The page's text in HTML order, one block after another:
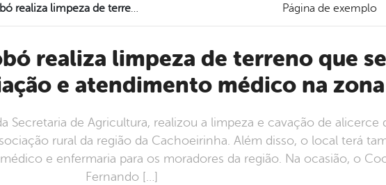
Governo de Cabrobó realiza limpeza de terreno que servirá de ponto de associação e atendimento médico na zona rural Página de exemplo
e atendimento médico na
Secretaria de Agricultura, realizou a limpeza e cavação de alicerce
rural da região da Cachoeirinha. Além disso, o local terá
e enfermaria para os moradores da região. Na ocasião, o
Fernando […]